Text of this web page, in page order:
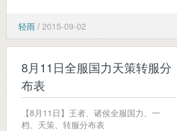
轻雨 / 2015-09-02
8月11日全服国力天策转服分
布表
【8月11日】王者、诸侯全服国力、一
档、天策、转服分布表